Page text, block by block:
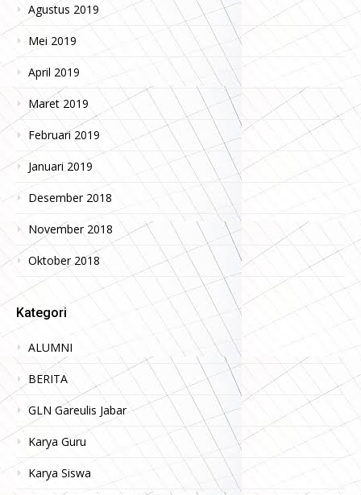
Agustus 2019
Mei 2019
April 2019
Maret 2019
Februari 2019
Januari 2019
Desember 2018
November 2018
Oktober 2018
Kategori
ALUMNI
BERITA
GLN Gareulis Jabar
Karya Guru
Karya Siswa